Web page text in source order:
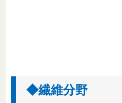
◆繊維分野